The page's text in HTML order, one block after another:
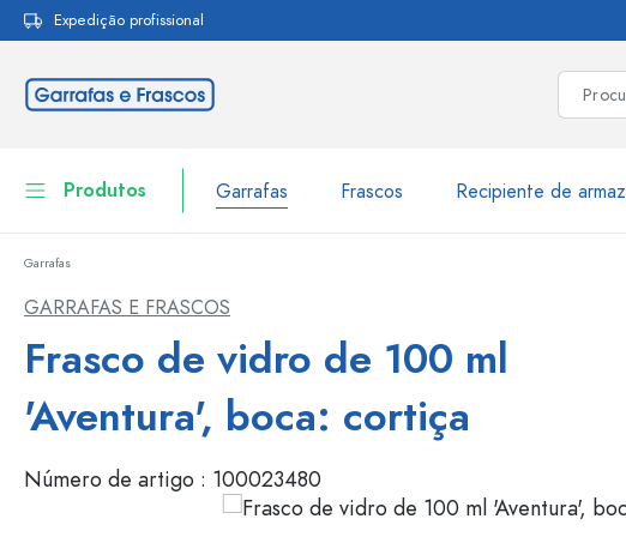
Saltar para a navegação principal
Expedição profissional
Produtos Garrafas Frascos Recipiente de
Louça de mesa
Embalagens cosméticas
Garrafas por marca
Garrafas com tampa mecânica
Garrafas
GARRAFAS E FRASCOS
Frasco de vidro de 100 ml
'Aventura', boca: cortiça
Número de artigo : 100023480